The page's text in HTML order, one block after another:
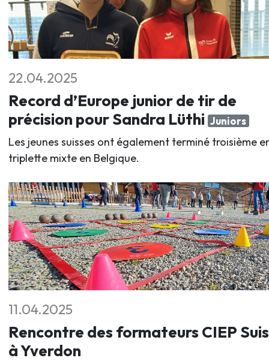
22.04.2025
Record d’Europe junior de tir de
précision pour Sandra Lüthi Juniors
Les jeunes suisses ont également terminé troisième
triplette mixte en Belgique.
11.04.2025
Rencontre des formateurs CIEP
à Yverdon